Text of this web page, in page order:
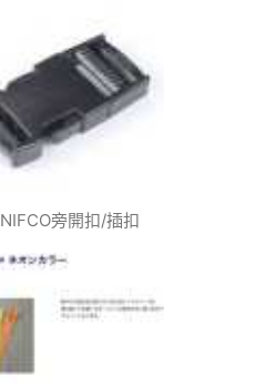
NIFCO旁開扣/插扣